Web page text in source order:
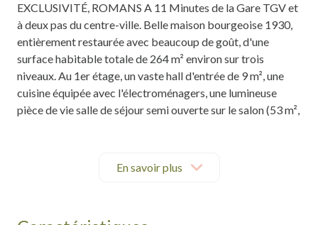
EXCLUSIVITÉ, ROMANS A 11 Minutes de la Gare TGV et
à deux pas du centre-ville. Belle maison bourgeoise 1930,
entièrement restaurée avec beaucoup de goût, d'une
surface habitable totale de 264 m² environ sur trois
niveaux. Au 1er étage, un vaste hall d'entrée de 9 m², une
cuisine équipée avec l'électroménagers, une lumineuse
pièce de vie salle de séjour semi ouverte sur le salon (53 m²,
m², un wc suspendu avec un lave main, au 2ème étage, un
dégagement nuit, quatre chambres de 11, 15, 18 et 21 m²,
En savoir plus